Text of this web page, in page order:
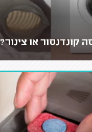
קונדנסור או צינור?